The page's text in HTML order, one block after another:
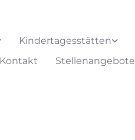
Kindertagesstätten
Kontakt Stellenangebote